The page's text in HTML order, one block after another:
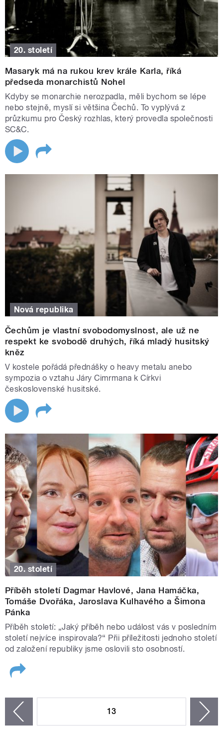
20. století
Masaryk má na rukou krev krále Karla, říká
předseda monarchistů Nohel
Kdyby se monarchie nerozpadla, měli bychom se lépe
nebo stejně, myslí si většina Čechů. To vyplývá z
průzkumu pro Český rozhlas, který provedla společnosti
SC&C.
Nová republika
Čechům je vlastní svobodomyslnost, ale už ne
respekt ke svobodě druhých, říká mladý husitský
kněz
V kostele pořádá přednášky o heavy metalu anebo
sympozia o vztahu Járy Cimrmana k Církvi
československé husitské.
20. století
Příběh století Dagmar Havlové, Jana Hamáčka,
Tomáše Dvořáka, Jaroslava Kulhavého a Šimona
Pánka
Příběh století: „Jaký příběh nebo událost vás v posledním
století nejvíce inspirovala?“ Přii příležitosti jednoho století
od založení republiky jsme oslovili sto osobností.
13